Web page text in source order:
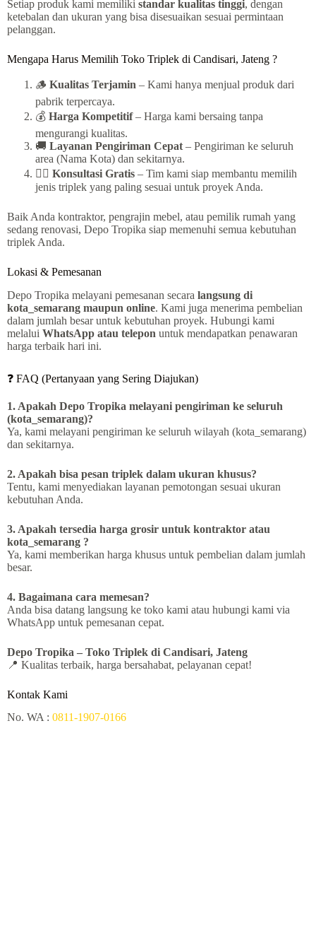
Setiap produk kami memiliki standar kualitas tinggi, dengan
ketebalan dan ukuran yang bisa disesuaikan sesuai permintaan
pelanggan.
Mengapa Harus Memilih Toko Triplek di Candisari, Jateng ?
🪵 Kualitas Terjamin – Kami hanya menjual produk dari
pabrik terpercaya.
💰 Harga Kompetitif– Harga kami bersaing tanpa
mengurangi kualitas.
🚚 Layanan Pengiriman Cepat – Pengiriman ke seluruh
area (Nama Kota) dan sekitarnya.
👷‍♂️ Konsultasi Gratis – Tim kami siap membantu memilih
jenis triplek yang paling sesuai untuk proyek Anda.
Baik Anda kontraktor, pengrajin mebel, atau pemilik rumah yang
sedang renovasi, Depo Tropika siap memenuhi semua kebutuhan
triplek Anda.
Lokasi & Pemesanan
Depo Tropika melayani pemesanan secara langsung di
kota_semarang maupun online. Kami juga menerima pembelian
dalam jumlah besar untuk kebutuhan proyek. Hubungi kami
melalui WhatsApp atau telepon untuk mendapatkan penawaran
harga terbaik hari ini.
❓ FAQ (Pertanyaan yang Sering Diajukan)
1. Apakah Depo Tropika melayani pengiriman ke seluruh
(kota_semarang)?
Ya, kami melayani pengiriman ke seluruh wilayah (kota_semarang)
dan sekitarnya.
2. Apakah bisa pesan triplek dalam ukuran khusus?
Tentu, kami menyediakan layanan pemotongan sesuai ukuran
kebutuhan Anda.
3. Apakah tersedia harga grosir untuk kontraktor atau
kota_semarang ?
Ya, kami memberikan harga khusus untuk pembelian dalam jumlah
besar.
4. Bagaimana cara memesan?
Anda bisa datang langsung ke toko kami atau hubungi kami via
WhatsApp untuk pemesanan cepat.
Depo Tropika – Toko Triplek di Candisari, Jateng
📍 Kualitas terbaik, harga bersahabat, pelayanan cepat!
Kontak Kami
No. WA : 0811-1907-0166